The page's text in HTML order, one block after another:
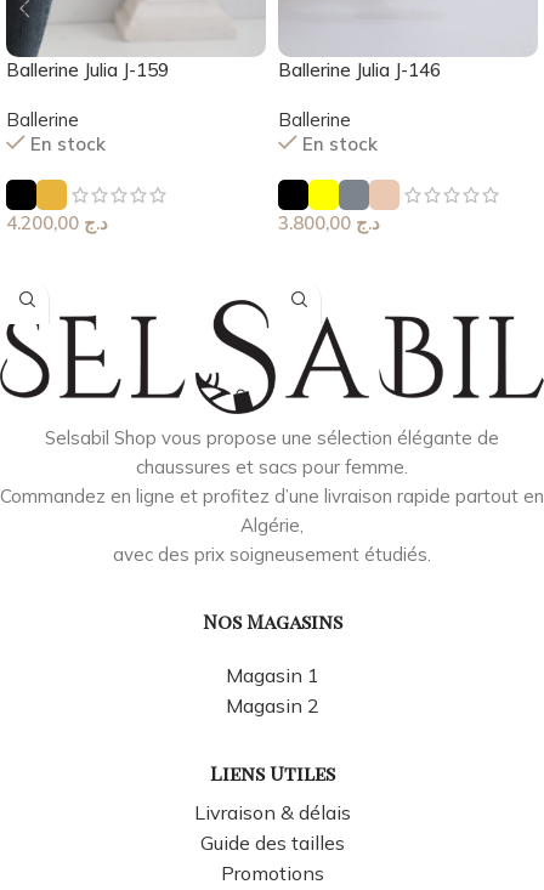
Ballerine Julia J-159
Ballerine
En stock
د.ج
Ballerine Julia J-146
Ballerine
En stock
د.ج
Selsabil Shop vous propose une sélection élégante de
chaussures et sacs pour femme.
Commandez en ligne et profitez d’une livraison rapide partout en
Algérie,
avec des prix soigneusement étudiés.
Nos Magasins
Magasin 1
Magasin 2
Liens Utiles
Livraison & délais
Guide des tailles
Promotions